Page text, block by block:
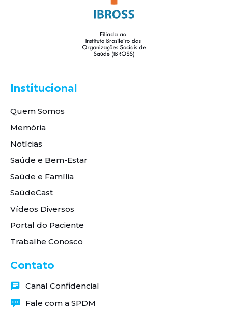
Institucional
Quem Somos
Memória
Notícias
Saúde e Bem-Estar
Saúde e Família
SaúdeCast
Vídeos Diversos
Portal do Paciente
Trabalhe Conosco
Contato
Canal Confidencial
Fale com a SPDM